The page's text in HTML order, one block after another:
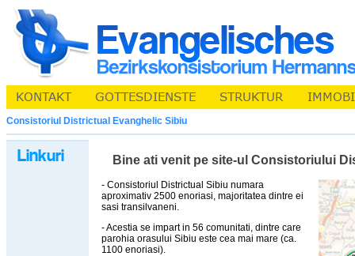
Consistoriul Districtual Evanghelic Sibiu
Bine ati venit pe site-ul Consistoriului
- Consistoriul Districtual Sibiu numara
aproximativ 2500 enoriasi, majoritatea dintre ei
sasi transilvaneni.
- Acestia se impart in 56 comunitati, dintre care
parohia orasului Sibiu este cea mai mare (ca.
1100 enoriasi).